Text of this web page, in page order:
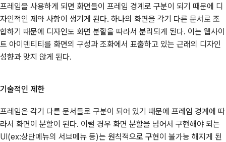
프레임을 사용하게 되면 화면들이 프레임 경계로 구분이 되기 때문에 디
자인적인 제약 사항이 생기게 된다. 하나의 화면을 각기 다른 문서로 조
합하기 때문에 디자인도 화면 분할을 따라서 분리되게 된다. 이는 웹사이
트 아이덴티티를 화면의 구성과 조화에서 표출하고 있는 근래의 디자인
성향과 맞지 않게 된다.
기술적인 제한
프레임은 각기 다른 문서들로 구분이 되어 있기 때문에 프레임 경계에 따
라서 화면이 분할이 된다. 이럴 경우 화면 분할을 넘어서 구현해야 되는
UI(ex:상단메뉴의 서브메뉴 등)는 원칙적으로 구현이 불가능 해지게 된